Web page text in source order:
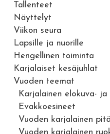
Tallenteet
Näyttelyt
Viikon seura
Lapsille ja nuorille
Hengellinen toiminta
Karjalaiset kesäjuhlat
Vuoden teemat
Karjalainen elokuva- ja
Evakkoesineet
Vuoden karjalainen